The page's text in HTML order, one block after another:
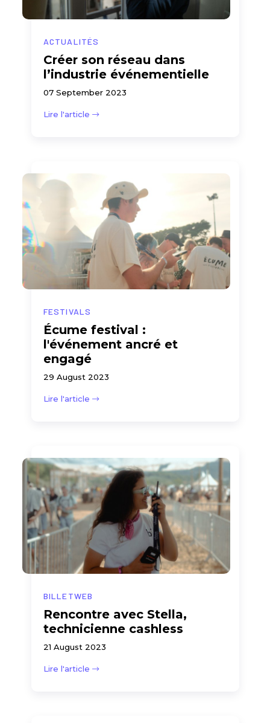
ACTUALITÉS
Créer son réseau dans
l’industrie événementielle
07 September 2023
Lire l'article
FESTIVALS
Écume festival :
l'événement ancré et
engagé
29 August 2023
Lire l'article
BILLETWEB
Rencontre avec Stella,
technicienne cashless
21 August 2023
Lire l'article